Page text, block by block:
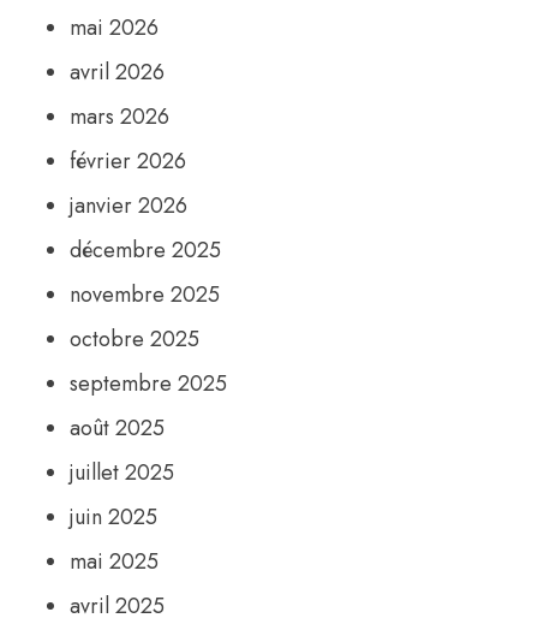
mai 2026
avril 2026
mars 2026
février 2026
janvier 2026
décembre 2025
novembre 2025
octobre 2025
septembre 2025
août 2025
juillet 2025
juin 2025
mai 2025
avril 2025